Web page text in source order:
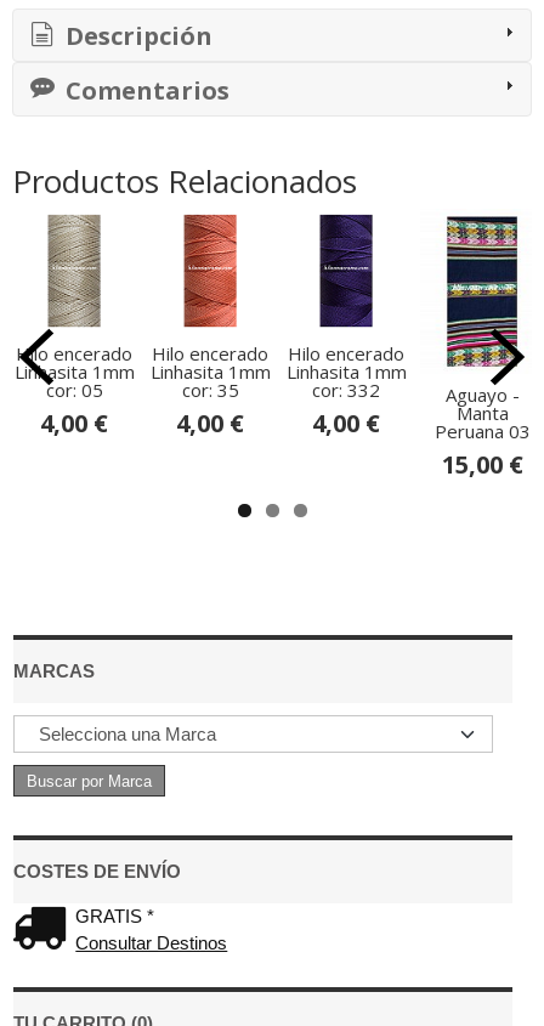
MARCAS
COSTES DE ENVÍO
GRATIS *
Consultar Destinos
Descripción
Comentarios
Productos Relacionados
Hilo encerado
Linhasita 1mm
cor: 05
4,00 €
Hilo encerado
Linhasita 1mm
cor: 35
4,00 €
Hilo encerado
Linhasita 1mm
cor: 332
4,00 €
Aguayo -
Manta
Peruana 03
15,00 €